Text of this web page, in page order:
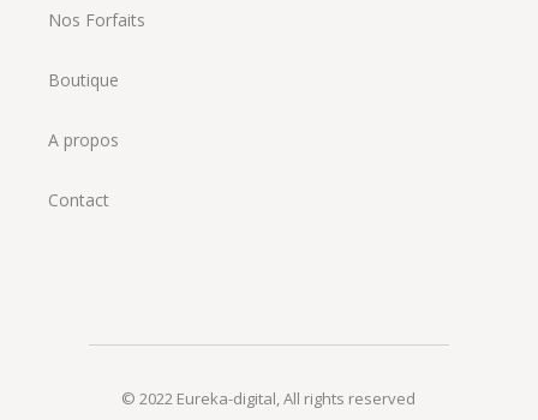
Nos Forfaits
Boutique
A propos
Contact
© 2022 Eureka-digital,All rights reserved